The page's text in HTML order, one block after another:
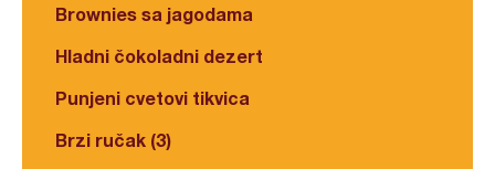
Brownies sa jagodama
Hladni čokoladni dezert
Punjeni cvetovi tikvica
Brzi ručak (3)